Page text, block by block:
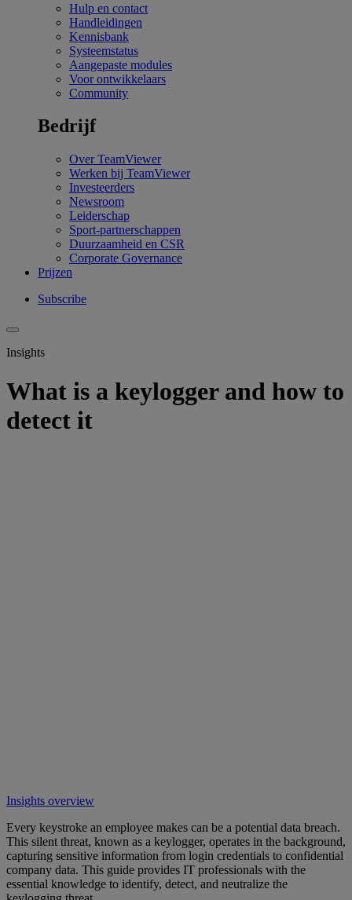
Hulp en contact
Handleidingen
Kennisbank
Systeemstatus
Aangepaste modules
Voor ontwikkelaars
Community
Bedrijf
Over TeamViewer
Werken bij TeamViewer
Investeerders
Newsroom
Leiderschap
Sport-partnerschappen
Duurzaamheid en CSR
Corporate Governance
Prijzen
Subscribe
Insights
What is a keylogger and how to
detect it
Insights overview
Every keystroke an employee makes can be a potential data breach.
This silent threat, known as a keylogger, operates in the background,
capturing sensitive information from login credentials to confidential
company data. This guide provides IT professionals with the
essential knowledge to identify, detect, and neutralize the